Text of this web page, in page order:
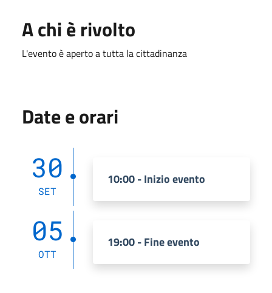
A chi è rivolto
L'evento è aperto a tutta la cittadinanza
Date e orari
30
SET
10:00 - Inizio evento
05
OTT
19:00 - Fine evento